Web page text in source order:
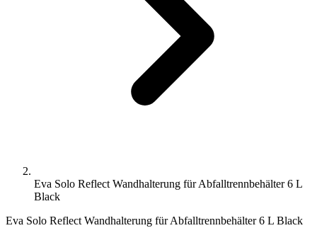
Eva Solo Reflect Wandhalterung für Abfalltrennbehälter 6 L
Black
Eva Solo Reflect Wandhalterung für Abfalltrennbehälter 6 L Black